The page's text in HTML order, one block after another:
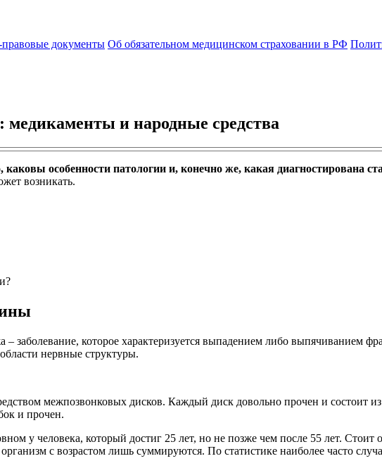
документы Об обязательном медицинском страховании в РФ
и народные средства
особенности патологии и, конечно же, какая диагностирована
возникать.
заболевание, которое характеризуется выпадением либо выпячиванием
нервные структуры.
межпозвонковых дисков. Каждый диск довольно прочен и состоит
и прочен.
у человека, который достиг 25 лет, но не позже чем после 55 лет. Стоит
с возрастом лишь суммируются. По статистике наиболее часто